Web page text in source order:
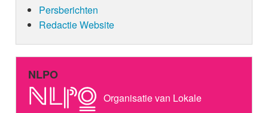
Persberichten
Redactie Website
NLPO
Organisatie van Lokale